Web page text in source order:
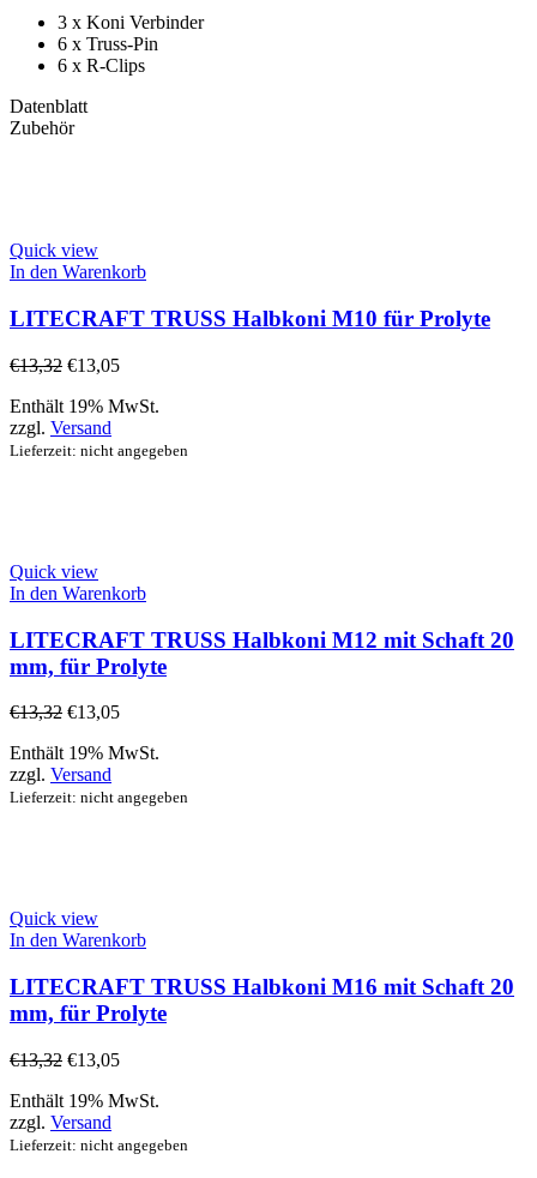
3 x Koni Verbinder
6 x Truss-Pin
6 x R-Clips
Datenblatt
Zubehör
Quick view
In den Warenkorb
LITECRAFT TRUSS Halbkoni M10 für Prolyte
€13,32 €13,05
Enthält 19% MwSt.
zzgl. Versand
Lieferzeit: nicht angegeben
Quick view
In den Warenkorb
LITECRAFT TRUSS Halbkoni M12 mit Schaft 20
mm, für Prolyte
€13,32 €13,05
Enthält 19% MwSt.
zzgl. Versand
Lieferzeit: nicht angegeben
Quick view
In den Warenkorb
LITECRAFT TRUSS Halbkoni M16 mit Schaft 20
mm, für Prolyte
€13,32 €13,05
Enthält 19% MwSt.
zzgl. Versand
Lieferzeit: nicht angegeben